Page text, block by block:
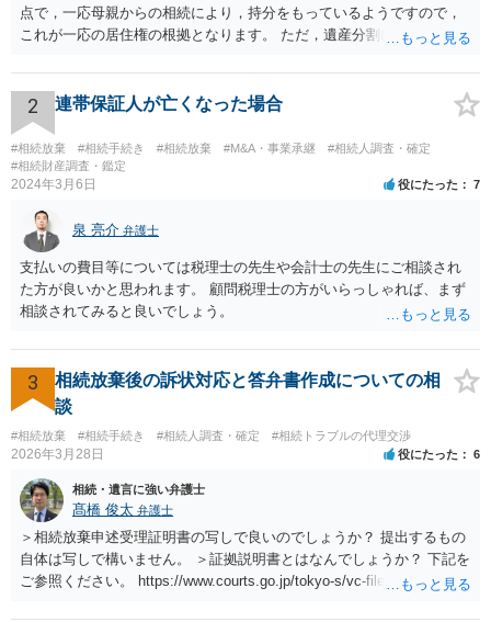
点で，一応母親からの相続により，持分をもっているようですので，
これが一応の居住権の根拠となります。 ただ，遺産分割により，母の
2 連帯保証人が亡くなった場合
#相続放棄 #相続手続き #相続放棄 #M&A・事業承継
#相続人調査・確定
#相続財産調査・鑑定
2024年3月6日 役にたった 7
泉 亮介 弁護士
支払いの費目等については税理士の先生や会計士の先生にご相談され
た方が良いかと思われます。 顧問税理士の方がいらっしゃれば、まず
相談されてみると良いでしょう。
3
相続放棄後の訴状対応と答弁書作成についての相
談
#相続放棄 #相続手続き #相続人調査・確定 #相続トラブルの代理交渉
2026年3月28日 役にたった 6
相続・遺言に強い弁護士
髙橋 俊太 弁護士
＞相続放棄申述受理証明書の写しで良いのでしょうか？ 提出するもの
自体は写しで構いません。 ＞証拠説明書とはなんでしょうか？ 下記を
ご参照ください。 https://www.courts.go.jp/tokyo-s/vc-files/tokyo-s/file/